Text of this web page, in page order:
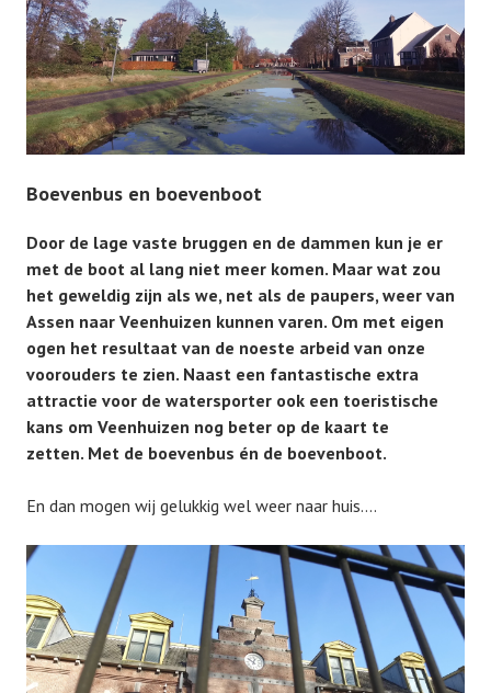
Boevenbus en boevenboot
Door de lage vaste bruggen en de dammen kun je er
met de boot al lang niet meer komen. Maar wat zou
het geweldig zijn als we, net als de paupers, weer van
Assen naar Veenhuizen kunnen varen. Om met eigen
ogen het resultaat van de noeste arbeid van onze
voorouders te zien. Naast een fantastische extra
attractie voor de watersporter ook een toeristische
kans om Veenhuizen nog beter op de kaart te
zetten. Met de boevenbus én de boevenboot.
En dan mogen wij gelukkig wel weer naar huis….